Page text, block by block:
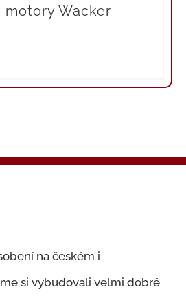
motory Wacker
na českém i
si vybudovali velmi dobré